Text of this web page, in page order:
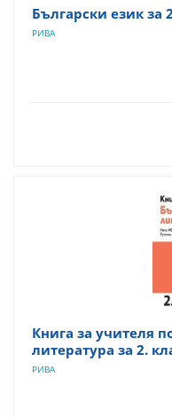
Български език за
РИВА
Книга за учителя
литература за 2.
РИВА